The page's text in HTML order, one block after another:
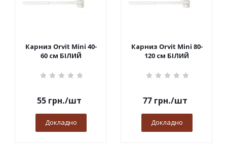
Карниз Orvit Mini 40-
60 см БІЛИЙ
55грн./шт
Докладно
Карниз Orvit Mini 80-
120 см БІЛИЙ
77грн./шт
Докладно